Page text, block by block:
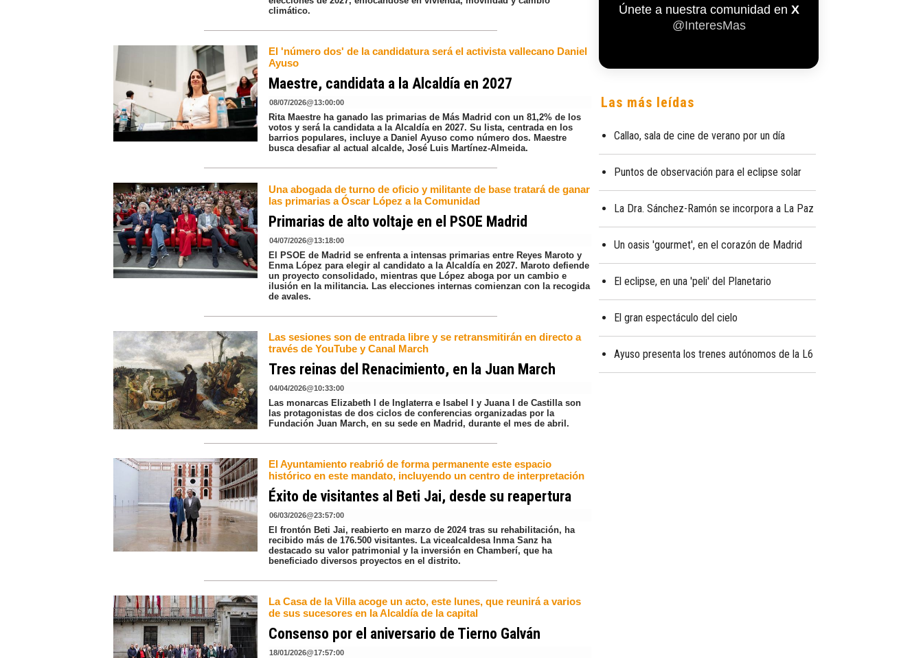
climático.
El 'número dos' de la candidatura será el activista vallecano Daniel
Ayuso
Maestre, candidata a la Alcaldía en 2027
08/07/2026@13:00:00
Rita Maestre ha ganado las primarias de Más Madrid con un 81,2% de los
votos y será la candidata a la Alcaldía en 2027. Su lista, centrada en los
barrios populares, incluye a Daniel Ayuso como número dos. Maestre
busca desafiar al actual alcalde, José Luis Martínez-Almeida.
Una abogada de turno de oficio y militante de base tratará de ganar
las primarias a Óscar López a la Comunidad
Primarias de alto voltaje en el PSOE Madrid
04/07/2026@13:18:00
El PSOE de Madrid se enfrenta a intensas primarias entre Reyes Maroto y
Enma López para elegir al candidato a la Alcaldía en 2027. Maroto defiende
un proyecto consolidado, mientras que López aboga por un cambio e
ilusión en la militancia. Las elecciones internas comienzan con la recogida
de avales.
Las sesiones son de entrada libre y se retransmitirán en directo a
través de YouTube y Canal March
Tres reinas del Renacimiento, en la Juan March
04/04/2026@10:33:00
Las monarcas Elizabeth I de Inglaterra e Isabel I y Juana I de Castilla son
las protagonistas de dos ciclos de conferencias organizadas por la
Fundación Juan March, en su sede en Madrid, durante el mes de abril.
El Ayuntamiento reabrió de forma permanente este espacio
histórico en este mandato, incluyendo un centro de interpretación
Éxito de visitantes al Beti Jai, desde su reapertura
06/03/2026@23:57:00
El frontón Beti Jai, reabierto en marzo de 2024 tras su rehabilitación, ha
recibido más de 176.500 visitantes. La vicealcaldesa Inma Sanz ha
destacado su valor patrimonial y la inversión en Chamberí, que ha
beneficiado diversos proyectos en el distrito.
La Casa de la Villa acoge un acto, este lunes, que reunirá a varios
de sus sucesores en la Alcaldía de la capital
Consenso por el aniversario de Tierno Galván
18/01/2026@17:57:00
Únete a nuestra comunidad en X
@InteresMas
Las más leídas
Callao, sala de cine de verano por un día
Puntos de observación para el eclipse solar
La Dra. Sánchez-Ramón se incorpora a La Paz
Un oasis 'gourmet', en el corazón de Madrid
El eclipse, en una 'peli' del Planetario
El gran espectáculo del cielo
Ayuso presenta los trenes autónomos de la L6